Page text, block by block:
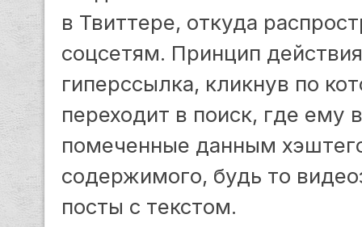
в Твиттере, откуда
соцсетям. Принцип
гиперссылка, кликнув по
переходит в поиск, где ему
помеченные данным
содержимого, будь то
посты с текстом.